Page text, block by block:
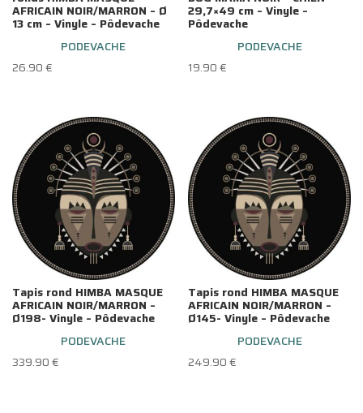
AFRICAIN NOIR/MARRON – Ø
13 cm – Vinyle – Pôdevache
PODEVACHE
26.90€
29,7×49 cm – Vinyle –
Pôdevache
PODEVACHE
19.90€
Tapis rond HIMBA MASQUE
AFRICAIN NOIR/MARRON –
Ø198- Vinyle – Pôdevache
PODEVACHE
339.90€
Tapis rond HIMBA MASQUE
AFRICAIN NOIR/MARRON –
Ø145- Vinyle – Pôdevache
PODEVACHE
249.90€